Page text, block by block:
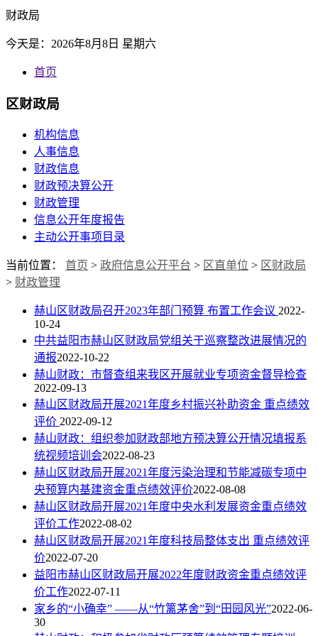
财政局
今天是： 2026年8月8日 星期六
首页
区财政局
机构信息
人事信息
财政信息
财政预决算公开
财政管理
信息公开年度报告
主动公开事项目录
当前位置： 首页 > 政府信息公开平台 > 区直单位 > 区财政局
> 财政管理
赫山区财政局召开2023年部门预算 布置工作会议 2022-
10-24
中共益阳市赫山区财政局党组关于巡察整改进展情况的
通报2022-10-22
赫山财政：市督查组来我区开展就业专项资金督导检查
2022-09-13
赫山区财政局开展2021年度乡村振兴补助资金 重点绩效
评价 2022-09-12
赫山财政：组织参加财政部地方预决算公开情况填报系
统视频培训会2022-08-23
赫山区财政局开展2021年度污染治理和节能减碳专项中
央预算内基建资金重点绩效评价2022-08-08
赫山区财政局开展2021年度中央水利发展资金重点绩效
评价工作2022-08-02
赫山区财政局开展2021年度科技局整体支出 重点绩效评
价2022-07-20
益阳市赫山区财政局开展2022年度财政资金重点绩效评
价工作2022-07-11
家乡的“小确幸” ——从“竹篱茅舍”到“田园风光”2022-06-
30